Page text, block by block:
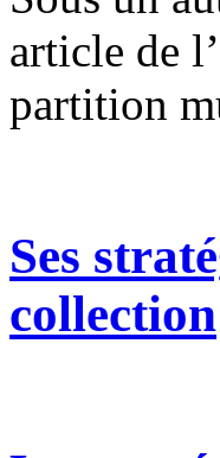
article de
partition
Ses
collection